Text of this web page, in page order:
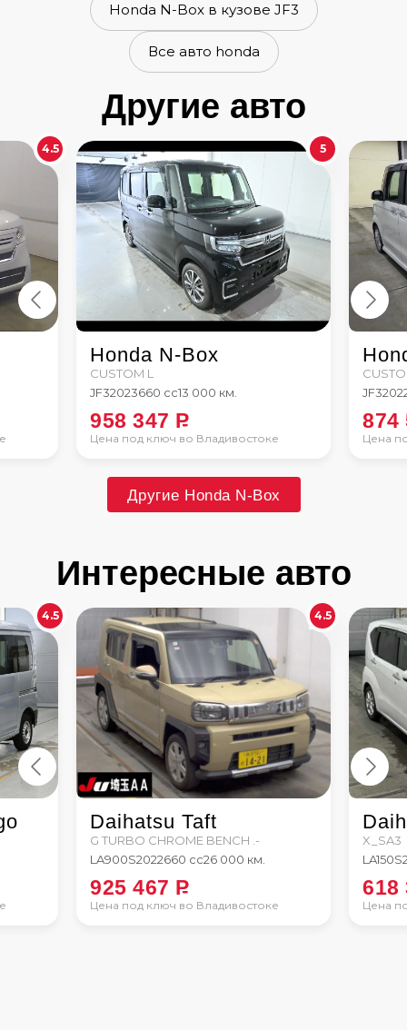
Honda N-Box в кузове JF3
Все авто honda
Другие авто
5
Honda N-Box
CUSTOM L
JF32023660 сс13 000 км.
Цена под ключ во Владивостоке
958 347 P
JF3
Цена
874
4.5
Другие Honda N-Box
Интересные авто
4.5
Daihatsu Taft
G TURBO CHROME BENCH .-
LA900S2022660 сс26 000 км.
Цена под ключ во Владивостоке
925 467 P
X_SA3
LA150S
Цена
618
4.5